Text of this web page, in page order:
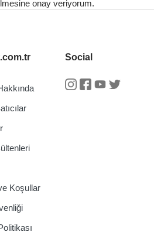
onay veriyorum.
Koşullar
Social
Instagram
Facebook
Youtube